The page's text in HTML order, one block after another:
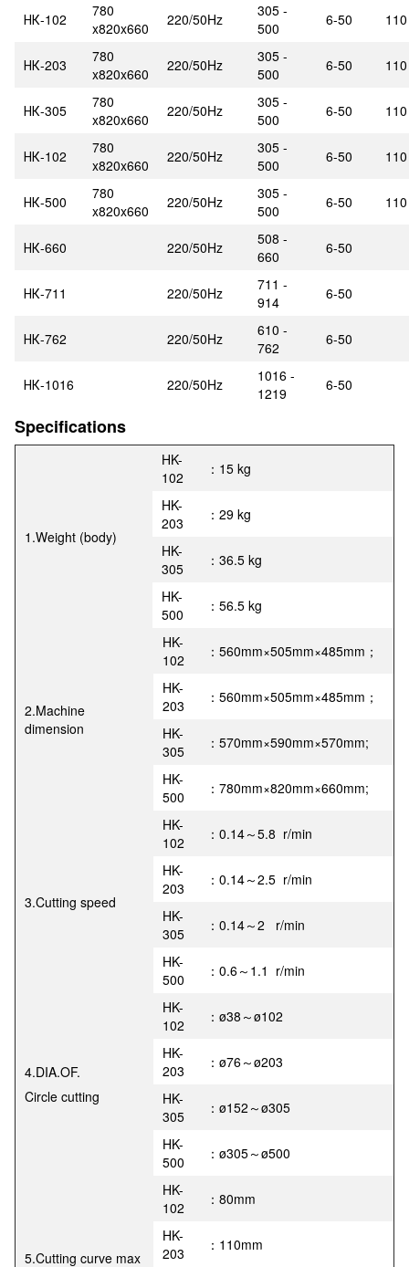
НК-102
780
x820x660
220/50Hz
305 -
500
6-50 110
НК-203
780
x820x660
220/50Hz
305 -
500
6-50 110
НК-305
780
x820x660
220/50Hz
305 -
500
6-50 110
НК-102
780
x820x660
220/50Hz
305 -
500
6-50 110
НК-500
780
x820x660
220/50Hz
305 -
500
6-50 110
НК-660 220/50Hz
508 -
660
6-50
НК-711 220/50Hz
711 -
914
6-50
НК-762 220/50Hz
610 -
762
6-50
НК-1016 220/50Hz
1016 -
1219
6-50
Specifications
1.Weight (body)
HK-
102
：15 kg
HK-
203
：29 kg
HK-
305
：36.5 kg
HK-
500
：56.5 kg
2.Machine
dimension
HK-
102
：560mm×505mm×485mm；
HK-
203
：560mm×505mm×485mm；
HK-
305
：570mm×590mm×570mm;
HK-
500
：780mm×820mm×660mm;
3.Cutting speed
HK-
102
：0.14～5.8 r/min
HK-
203
：0.14～2.5 r/min
HK-
305
：0.14～2 r/min
HK-
500
：0.6～1.1 r/min
4.DIA.OF.
Circle cutting
HK-
102
：ø38～ø102
HK-
203
：ø76～ø203
HK-
305
：ø152～ø305
HK-
500
：ø305～ø500
5.Cutting curve max
HK-
102
：80mm
HK-
203
：110mm